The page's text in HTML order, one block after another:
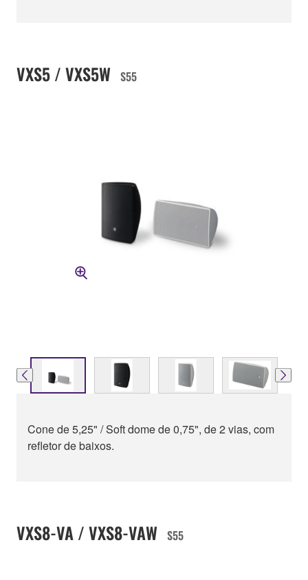
VXS5 / VXS5W S55
Cone de 5,25" / Soft dome de 0,75", de 2 vias, com
refletor de baixos.
VXS8-VA / VXS8-VAW S55